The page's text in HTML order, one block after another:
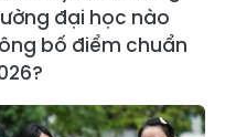
đại học nào
bố điểm chuẩn